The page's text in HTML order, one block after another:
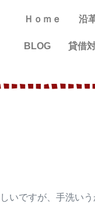
Ｈｏｍｅ 沿
BLOG 貸借
いですが、手洗い